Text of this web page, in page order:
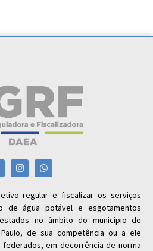
regular e fiscalizar os serviços
de água potável e esgotamentos
no âmbito do município de
de sua competência ou a ele
em decorrência de norma